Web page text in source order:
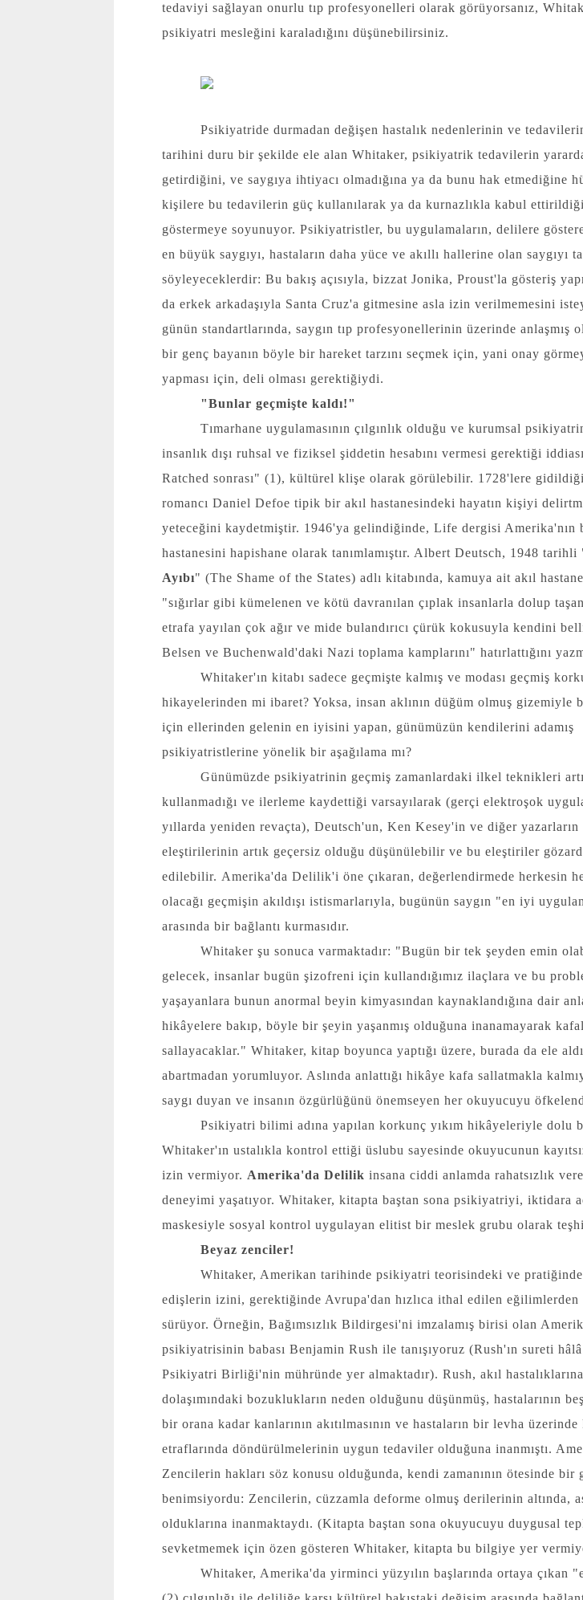
tedaviyi sağlayan onurlu tıp profesyonelleri olarak görüyorsanız,
psikiyatri mesleğini karaladığını düşünebilirsiniz.
Psikiyatride durmadan değişen hastalık nedenlerinin ve
tarihini duru bir şekilde ele alan Whitaker, psikiyatrik tedavilerin
getirdiğini, ve saygıya ihtiyacı olmadığına ya da bunu hak etmediğine
kişilere bu tedavilerin güç kullanılarak ya da kurnazlıkla kabul
göstermeye soyunuyor. Psikiyatristler, bu uygulamaların, delilere
en büyük saygıyı, hastaların daha yüce ve akıllı hallerine olan saygıyı
söyleyeceklerdir: Bu bakış açısıyla, bizzat Jonika, Proust'la gösteriş
da erkek arkadaşıyla Santa Cruz'a gitmesine asla izin verilmemesini
günün standartlarında, saygın tıp profesyonellerinin üzerinde anlaşmış
bir genç bayanın böyle bir hareket tarzını seçmek için, yani onay
yapması için, deli olması gerektiğiydi.
"Bunlar geçmişte kaldı!"
Tımarhane uygulamasının çılgınlık olduğu ve kurumsal
insanlık dışı ruhsal ve fiziksel şiddetin hesabını vermesi gerektiği
Ratched sonrası" (1), kültürel klişe olarak görülebilir. 1728'lere
romancı Daniel Defoe tipik bir akıl hastanesindeki hayatın kişiyi
yeteceğini kaydetmiştir. 1946'ya gelindiğinde, Life dergisi Amerika'nın
hastanesini hapishane olarak tanımlamıştır. Albert Deutsch, 1948 tarihli
Ayıbı" (The Shame of the States) adlı kitabında, kamuya ait akıl
"sığırlar gibi kümelenen ve kötü davranılan çıplak insanlarla dolup
etrafa yayılan çok ağır ve mide bulandırıcı çürük kokusuyla kendini
Belsen ve Buchenwald'daki Nazi toplama kamplarını" hatırlattığını
Whitaker'ın kitabı sadece geçmişte kalmış ve modası geçmiş
hikayelerinden mi ibaret? Yoksa, insan aklının düğüm olmuş gizemiyle
için ellerinden gelenin en iyisini yapan, günümüzün kendilerini adamış
psikiyatristlerine yönelik bir aşağılama mı?
Günümüzde psikiyatrinin geçmiş zamanlardaki ilkel teknikleri
kullanmadığı ve ilerleme kaydettiği varsayılarak (gerçi elektroşok
yıllarda yeniden revaçta), Deutsch'un, Ken Kesey'in ve diğer yazarların
eleştirilerinin artık geçersiz olduğu düşünülebilir ve bu eleştiriler
edilebilir. Amerika'da Delilik'i öne çıkaran, değerlendirmede herkesin
olacağı geçmişin akıldışı istismarlarıyla, bugünün saygın "en iyi
arasında bir bağlantı kurmasıdır.
Whitaker şu sonuca varmaktadır: "Bugün bir tek şeyden emin
gelecek, insanlar bugün şizofreni için kullandığımız ilaçlara ve bu
yaşayanlara bunun anormal beyin kimyasından kaynaklandığına dair
hikâyelere bakıp, böyle bir şeyin yaşanmış olduğuna inanamayarak
sallayacaklar." Whitaker, kitap boyunca yaptığı üzere, burada da ele
abartmadan yorumluyor. Aslında anlattığı hikâye kafa sallatmakla
saygı duyan ve insanın özgürlüğünü önemseyen her okuyucuyu
Psikiyatri bilimi adına yapılan korkunç yıkım hikâyeleriyle dolu
Whitaker'ın ustalıkla kontrol ettiği üslubu sayesinde okuyucunun
izin vermiyor. Amerika'da Delilik insana ciddi anlamda rahatsızlık
deneyimi yaşatıyor. Whitaker, kitapta baştan sona psikiyatriyi, iktidara
maskesiyle sosyal kontrol uygulayan elitist bir meslek grubu olarak
Beyaz zenciler!
Whitaker, Amerikan tarihinde psikiyatri teorisindeki ve
edişlerin izini, gerektiğinde Avrupa'dan hızlıca ithal edilen eğilimlerden
sürüyor. Örneğin, Bağımsızlık Bildirgesi'ni imzalamış birisi olan
psikiyatrisinin babası Benjamin Rush ile tanışıyoruz (Rush'ın sureti
Psikiyatri Birliği'nin mühründe yer almaktadır). Rush, akıl
dolaşımındaki bozuklukların neden olduğunu düşünmüş, hastalarının
bir orana kadar kanlarının akıtılmasının ve hastaların bir levha üzerinde
etraflarında döndürülmelerinin uygun tedaviler olduğuna inanmıştı.
Zencilerin hakları söz konusu olduğunda, kendi zamanının ötesinde bir
benimsiyordu: Zencilerin, cüzzamla deforme olmuş derilerinin altında,
olduklarına inanmaktaydı. (Kitapta baştan sona okuyucuyu duygusal
sevketmemek için özen gösteren Whitaker, kitapta bu bilgiye yer
Whitaker, Amerika'da yirminci yüzyılın başlarında ortaya çıkan